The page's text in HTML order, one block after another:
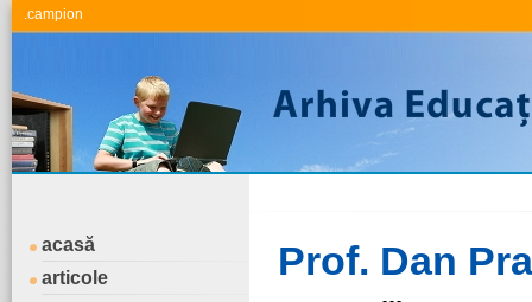
.campion
acasă
articole
Prof. Dan